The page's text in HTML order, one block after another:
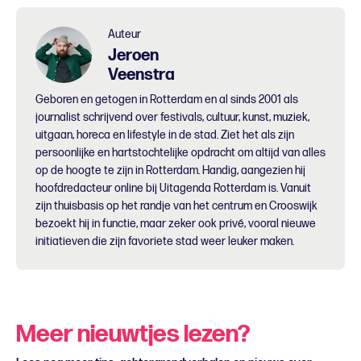
Auteur
Jeroen
Veenstra
Geboren en getogen in Rotterdam en al sinds 2001 als
journalist schrijvend over festivals, cultuur, kunst, muziek,
uitgaan, horeca en lifestyle in de stad. Ziet het als zijn
persoonlijke en hartstochtelijke opdracht om altijd van alles
op de hoogte te zijn in Rotterdam. Handig, aangezien hij
hoofdredacteur online bij Uitagenda Rotterdam is. Vanuit
zijn thuisbasis op het randje van het centrum en Crooswijk
bezoekt hij in functie, maar zeker ook privé, vooral nieuwe
initiatieven die zijn favoriete stad weer leuker maken.
Meer nieuwtjes lezen?